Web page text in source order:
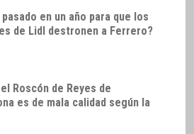
pasado en un año para que los
de Lidl destronen a Ferrero?
Roscón de Reyes de
es de mala calidad según la